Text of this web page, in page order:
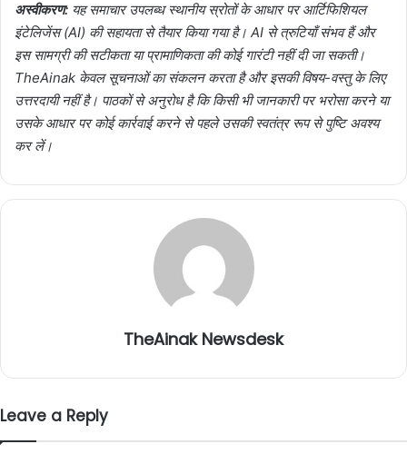
अस्वीकरण: यह समाचार उपलब्ध स्थानीय स्रोतों के आधार पर आर्टिफिशियल
इंटेलिजेंस (AI) की सहायता से तैयार किया गया है। AI से त्रुटियाँ संभव हैं और
इस सामग्री की सटीकता या प्रामाणिकता की कोई गारंटी नहीं दी जा सकती।
TheAinak केवल सूचनाओं का संकलन करता है और इसकी विषय-वस्तु के लिए
उत्तरदायी नहीं है। पाठकों से अनुरोध है कि किसी भी जानकारी पर भरोसा करने या
उसके आधार पर कोई कार्रवाई करने से पहले उसकी स्वतंत्र रूप से पुष्टि अवश्य
कर लें।
TheAinak Newsdesk
Leave a Reply